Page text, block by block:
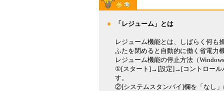
● 「レジューム」とは
レジューム機能とは、しばらく何も
ふたを閉めると自動的に働く省電力
レジューム機能の停止方法（
①[スタート]→[設定]→[コントロール
す。
②[システムスタンバイ]欄を「なし